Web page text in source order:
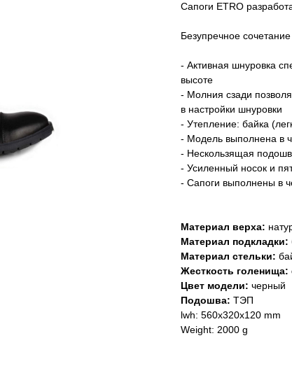
Сапоги ETRO
Безупречное
- Активная шнуровка
высоте
- Молния сзади
в настройки шнуровки
- Утепление: байка
- Модель выполнена в
- Нескользящая
- Усиленный носок и
- Сапоги выполнены в
Материал верха:
Материал подкладки:
Материал стельки:
Жесткость голенища:
Цвет модели: черный
Подошва: ТЭП
lwh: 560x320x120 mm
Weight: 2000 g